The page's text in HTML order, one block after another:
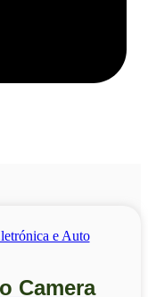
Camera